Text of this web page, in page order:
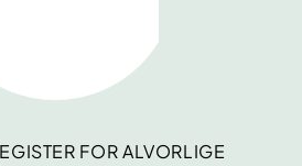
FOR ALVORLIGE